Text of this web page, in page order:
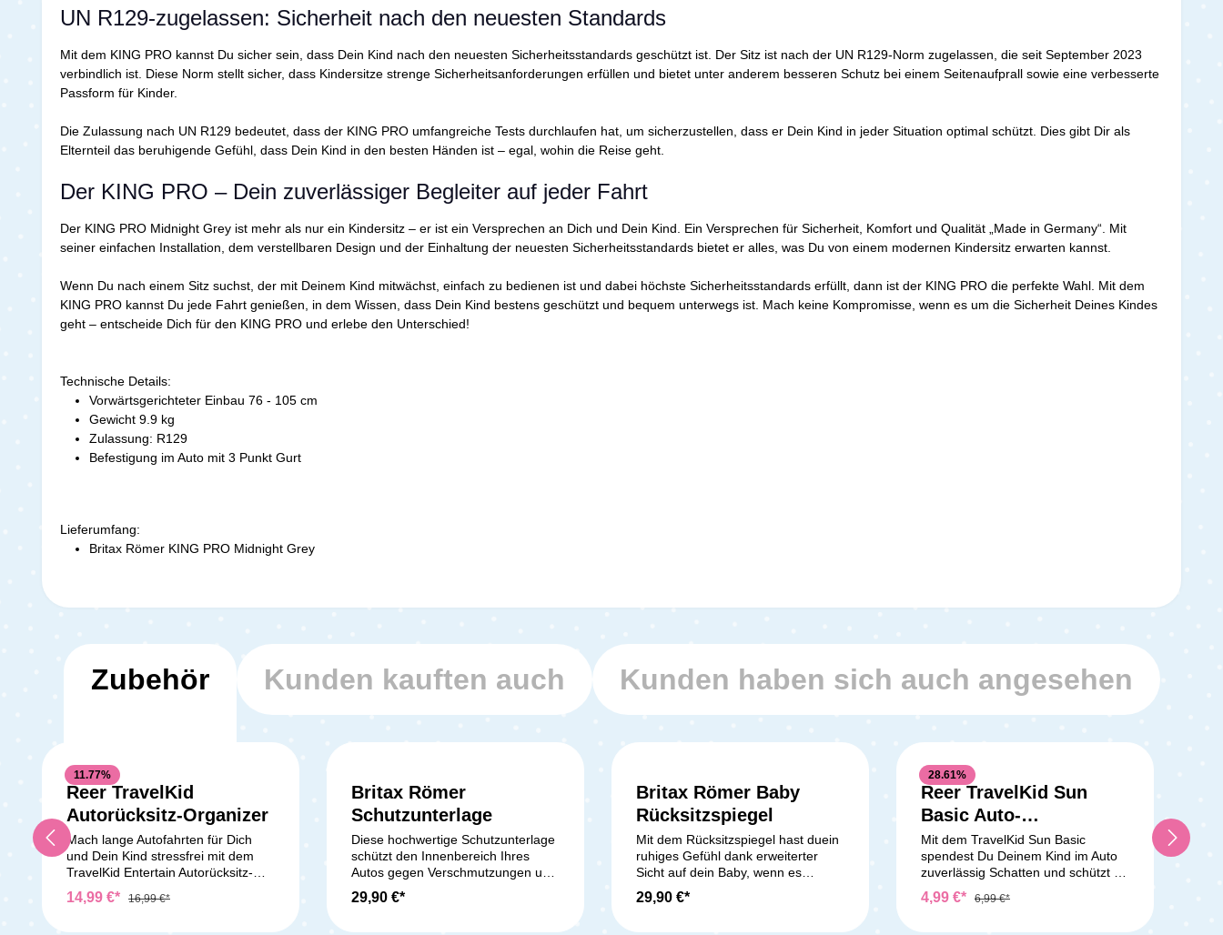
UN R129-zugelassen: Sicherheit nach den neuesten Standards
Mit dem KING PRO kannst Du sicher sein, dass Dein Kind nach den neuesten Sicherheitsstandards geschützt ist. Der Sitz ist nach der UN R129-Norm zugelassen, die seit September 2023
verbindlich ist. Diese Norm stellt sicher, dass Kindersitze strenge Sicherheitsanforderungen erfüllen und bietet unter anderem besseren Schutz bei einem Seitenaufprall sowie eine verbesserte
Passform für Kinder.
Die Zulassung nach UN R129 bedeutet, dass der KING PRO umfangreiche Tests durchlaufen hat, um sicherzustellen, dass er Dein Kind in jeder Situation optimal schützt. Dies gibt Dir als
Elternteil das beruhigende Gefühl, dass Dein Kind in den besten Händen ist – egal, wohin die Reise geht.
Der KING PRO – Dein zuverlässiger Begleiter auf jeder Fahrt
Der KING PRO Midnight Grey ist mehr als nur ein Kindersitz – er ist ein Versprechen an Dich und Dein Kind. Ein Versprechen für Sicherheit, Komfort und Qualität „Made in Germany“. Mit
seiner einfachen Installation, dem verstellbaren Design und der Einhaltung der neuesten Sicherheitsstandards bietet er alles, was Du von einem modernen Kindersitz erwarten kannst.
Wenn Du nach einem Sitz suchst, der mit Deinem Kind mitwächst, einfach zu bedienen ist und dabei höchste Sicherheitsstandards erfüllt, dann ist der KING PRO die perfekte Wahl. Mit dem
KING PRO kannst Du jede Fahrt genießen, in dem Wissen, dass Dein Kind bestens geschützt und bequem unterwegs ist. Mach keine Kompromisse, wenn es um die Sicherheit Deines Kindes
geht – entscheide Dich für den KING PRO und erlebe den Unterschied!
Technische Details:
Vorwärtsgerichteter Einbau 76 - 105 cm
Gewicht 9.9 kg
Zulassung: R129
Befestigung im Auto mit 3 Punkt Gurt
Lieferumfang:
Britax Römer KING PRO Midnight Grey
Zubehör Kunden kauften auch Kunden haben sich auch angesehen
11.77%
Reer TravelKid
Autorücksitz-Organizer
Mach lange Autofahrten für Dich
und Dein Kind stressfrei mit dem
TravelKid Entertain Autorücksitz-
Organizer! Dein Kind hat seine
Spielsachen, Bücher, Kuscheltiere
14,99 €* 16,99 €*
Durchschnittliche Bewertung von 5 von 5 Sternen
Britax Römer
Schutzunterlage
Diese hochwertige Schutzunterlage
schützt den Innenbereich Ihres
Autos gegen Verschmutzungen und
Beschädigungen, die durch den
Kindersitz verursacht
29,90 €*
Britax Römer Baby
Rücksitzspiegel
Mit dem Rücksitzspiegel hast duein
ruhiges Gefühl dank erweiterter
Sicht auf dein Baby, wenn es
rückwärtsgerichtet auf der
Rückbank mitfährt. Der große
29,90 €*
28.61%
Reer TravelKid Sun
Basic Auto-
Sonnenschutz
Mit dem TravelKid Sun Basic
spendest Du Deinem Kind im Auto
zuverlässig Schatten und schützt es
vor unangenehmer
Sonneneinstrahlung. Die zwei
4,99 €* 6,99 €*